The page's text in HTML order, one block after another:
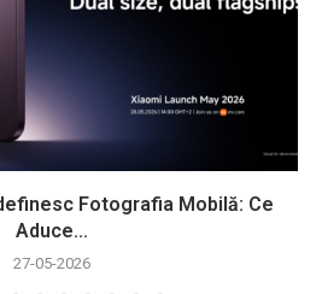
Fotografia Mobilă: Ce
Aduce...
27-05-2026